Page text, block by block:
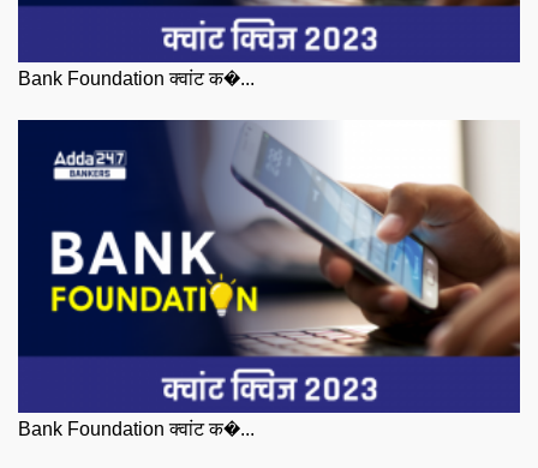
Bank Foundation क्वांट क�...
Bank Foundation क्वांट क�...